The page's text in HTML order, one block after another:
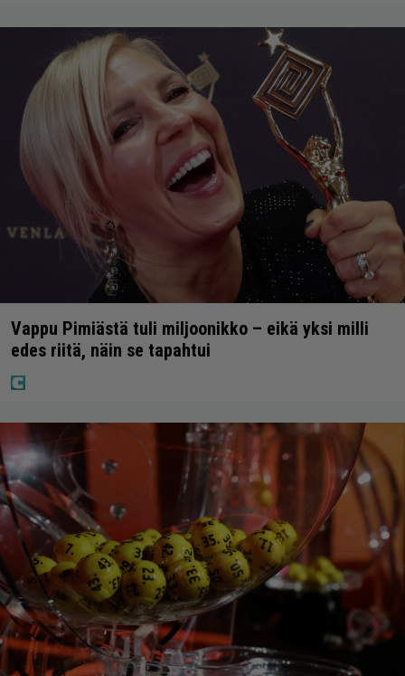
Vappu Pimiästä tuli miljoonikko – eikä yksi milli
edes riitä, näin se tapahtui